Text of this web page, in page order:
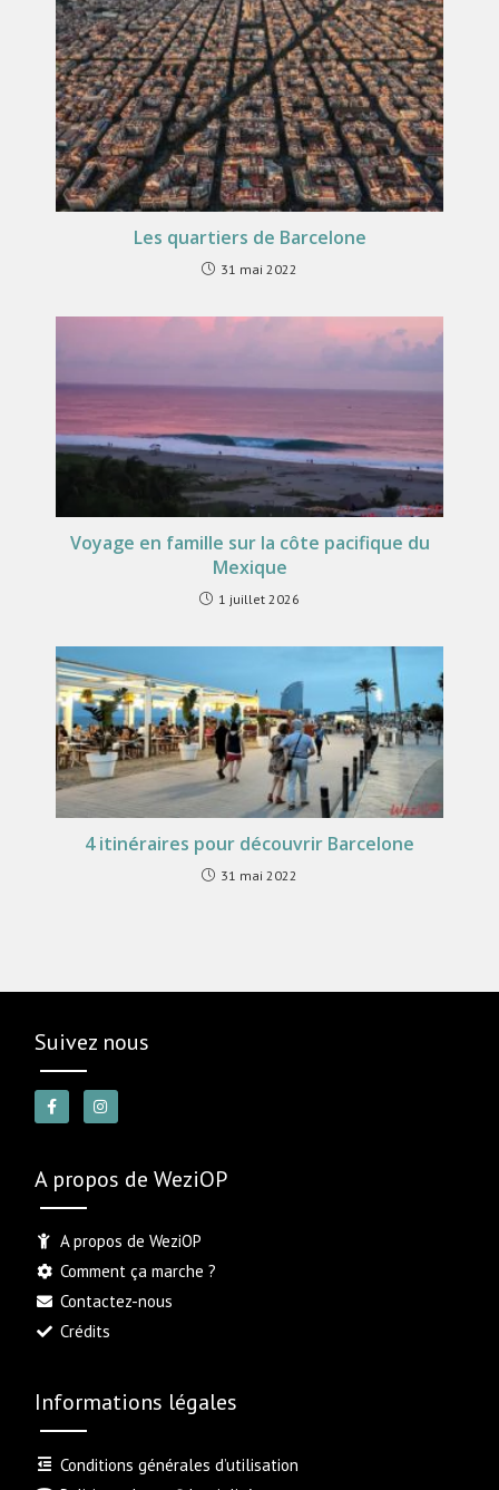
Les quartiers de Barcelone
31 mai 2022
Voyage en famille sur la côte pacifique du
Mexique
1 juillet 2026
4 itinéraires pour découvrir Barcelone
31 mai 2022
Suivez nous
A propos de WeziOP
A propos de WeziOP
Comment ça marche ?
Contactez-nous
Crédits
Informations légales
Conditions générales d’utilisation